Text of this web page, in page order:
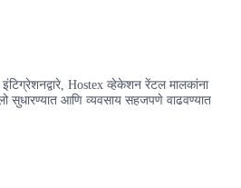
Hostex व्हेकेशन रेंटल मालकांना
सुधारण्यात आणि व्यवसाय सहजपणे वाढवण्यात